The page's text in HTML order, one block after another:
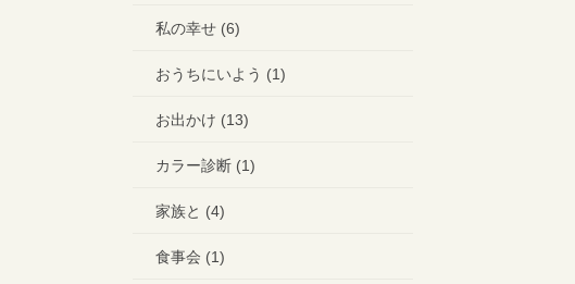
私の幸せ (6)
おうちにいよう (1)
お出かけ (13)
カラー診断 (1)
家族と (4)
食事会 (1)